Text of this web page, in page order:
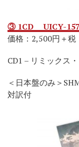
③ 1CD UICY-
価格：2,500円＋税
CD1 – リミックス
＜日本盤のみ＞
対訳付